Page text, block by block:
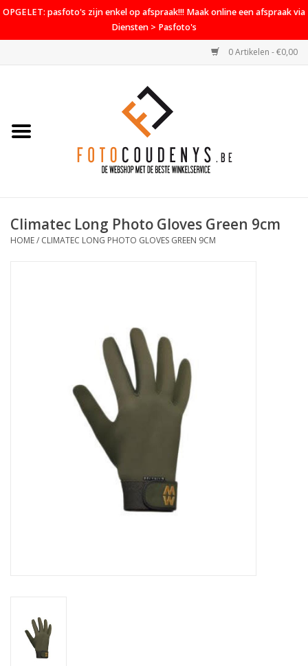
OPGELET: pasfoto's zijn enkel op afspraak!!! Maak online een afspraak via
Diensten > Pasfoto's
0 Artikelen - €0,00
Home
PROMO
Climatec Long Photo Gloves Green 9cm
HOME/ CLIMATEC LONG PHOTO GLOVES GREEN 9CM